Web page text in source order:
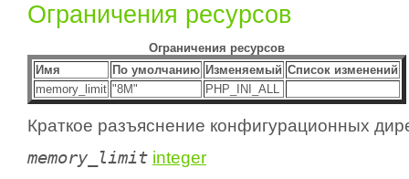
Ограничения ресурсов
Ограничения ресурсов
Имя
По умолчанию Изменяемый Список изменений
memory_limit "8M" PHP_INI_ALL
Краткое разъяснение конфигурационных
memory_limit integer